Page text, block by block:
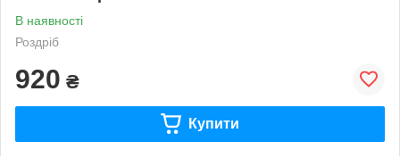
В наявності
Роздріб
920 ₴
Купити